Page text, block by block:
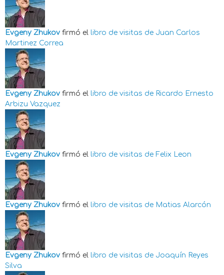
Evgeny Zhukov firmó el libro de visitas de Juan Carlos
Martinez Correa
Evgeny Zhukov firmó el libro de visitas de Ricardo Ernesto
Arbizu Vazquez
Evgeny Zhukov firmó el libro de visitas de Felix Leon
Evgeny Zhukov firmó el libro de visitas de Matias Alarcón
Evgeny Zhukov firmó el libro de visitas de Joaquín Reyes
Silva